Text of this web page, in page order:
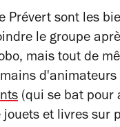
Prévert sont les
le groupe
mais tout de
d'animateurs
(qui se bat pour
jouets et livres